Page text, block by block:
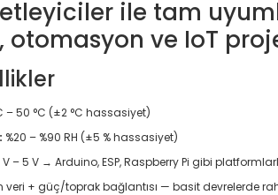
ile tam
otomasyon ve IoT
– 50 °C (±2 °C hassasiyet)
%20 – %90 RH (±5 % hassasiyet)
V – 5 V → Arduino, ESP, Raspberry Pi gibi
veri + güç/toprak bağlantısı — basit devrelerde